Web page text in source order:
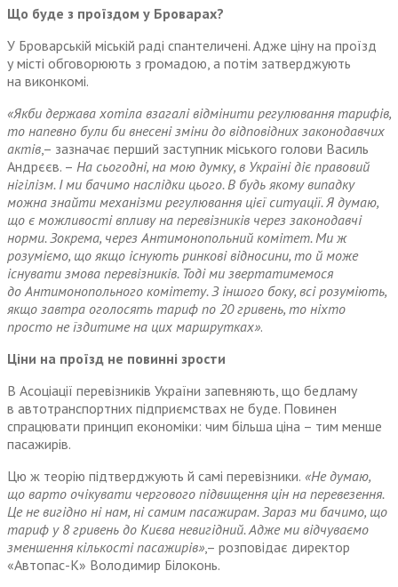
Що буде з проїздом у Броварах?
У Броварській міській раді спантеличені. Адже ціну на проїзд
у місті обговорюють з громадою, а потім затверджують
на виконкомі.
«Якби держава хотіла взагалі відмінити регулювання тарифів,
то напевно були би внесені зміни до відповідних законодавчих
актів,– зазначає перший заступник міського голови Василь
Андрєєв. – На сьогодні, на мою думку, в Україні діє правовий
нігілізм. І ми бачимо наслідки цього. В будь якому випадку
можна знайти механізми регулювання цієї ситуації. Я думаю,
що є можливості впливу на перевізників через законодавчі
норми. Зокрема, через Антимонопольний комітет. Ми ж
розуміємо, що якщо існують ринкові відносини, то й може
існувати змова перевізників. Тоді ми звертатимемося
до Антимонопольного комітету. З іншого боку, всі розуміють,
якщо завтра оголосять тариф по 20 гривень, то ніхто
просто не їздитиме на цих маршрутках».
Ціни на проїзд не повинні зрости
В Асоціації перевізників України запевняють, що бедламу
в автотранспортних підприємствах не буде. Повинен
спрацювати принцип економіки: чим більша ціна – тим менше
пасажирів.
Цю ж теорію підтверджують й самі перевізники. «Не думаю,
що варто очікувати чергового підвищення цін на перевезення.
Це не вигідно ні нам, ні самим пасажирам. Зараз ми бачимо, що
тариф у 8 гривень до Києва невигідний. Адже ми відчуваємо
зменшення кількості пасажирів»,– розповідає директор
«Автопас-К» Володимир Білоконь.